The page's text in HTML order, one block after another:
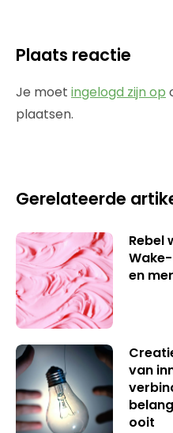
Plaats reactie
Je moet ingelogd zijn op
plaatsen.
Gerelateerde
Rebel
en
van
ooit